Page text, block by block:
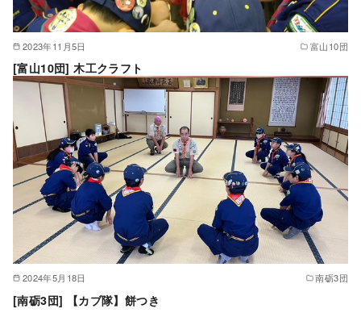
2023年11月5日 富山10団
[富山10団] 木工クラフト
2024年5月18日 南砺3団
[南砺3団] 【カブ隊】餅つき